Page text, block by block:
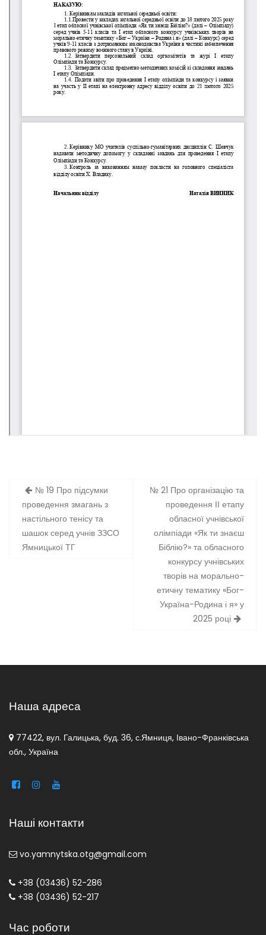
Навігація
записів
№ 19 Про підсумки
проведення змагань з
настільного тенісу та
шашок серед учнів ЗЗСО
Ямницької ТГ
№ 21 Про організацію та
проведення ІІ етапу
обласної учнівської
олімпіади «Як ти знаєш
Біблію?» та обласного
конкурсу учнівських
творів на морально-
етичну тематику «Бог-
Україна-Родина і я» у
2025 році
Наша адреса
77422, вул. Галицька, буд. 36, с.Ямниця, Івано-Франківська
обл., Україна
Наші контакти
vo.yamnytska.otg@gmail.com
+38 (03436) 52-286
+38 (03436) 52-217
Час роботи